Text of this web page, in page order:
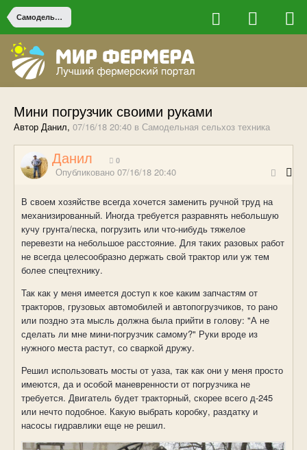
Самодельная сельхоз техника
Мини погрузчик своими руками
Автор Данил, 07/16/18 20:40 в Самодельная сельхоз техника
Данил 0
Опубликовано 07/16/18 20:40
В своем хозяйстве всегда хочется заменить ручной труд на
механизированный. Иногда требуется разравнять небольшую
кучу грунта/песка, погрузить или что-нибудь тяжелое
перевезти на небольшое расстояние. Для таких разовых работ
не всегда целесообразно держать свой трактор или уж тем
более спецтехнику.
Так как у меня имеется доступ к кое каким запчастям от
тракторов, грузовых автомобилей и автопогрузчиков, то рано
или поздно эта мысль должна была прийти в голову: "А не
сделать ли мне мини-погрузчик самому?" Руки вроде из
нужного места растут, со сваркой дружу.
Решил использовать мосты от уаза, так как они у меня просто
имеются, да и особой маневренности от погрузчика не
требуется. Двигатель будет тракторный, скорее всего д-245
или нечто подобное. Какую выбрать коробку, раздатку и
насосы гидравлики еще не решил.